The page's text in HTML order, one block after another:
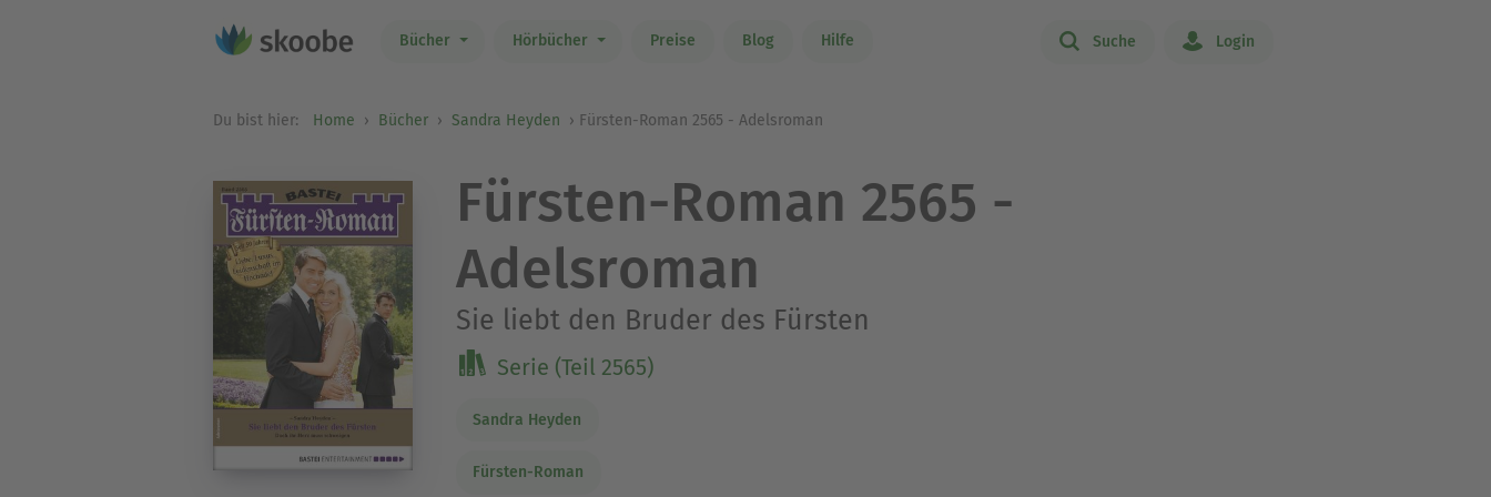
Bücher Hörbücher Preise Blog Hilfe Suche Login
Du bist hier: Home Bücher Sandra Heyden Fürsten-Roman 2565 - Adelsroman
Fürsten-Roman 2565 -
Adelsroman
Sie liebt den Bruder des Fürsten
Serie (Teil 2565)
Sandra Heyden
Fürsten-Roman